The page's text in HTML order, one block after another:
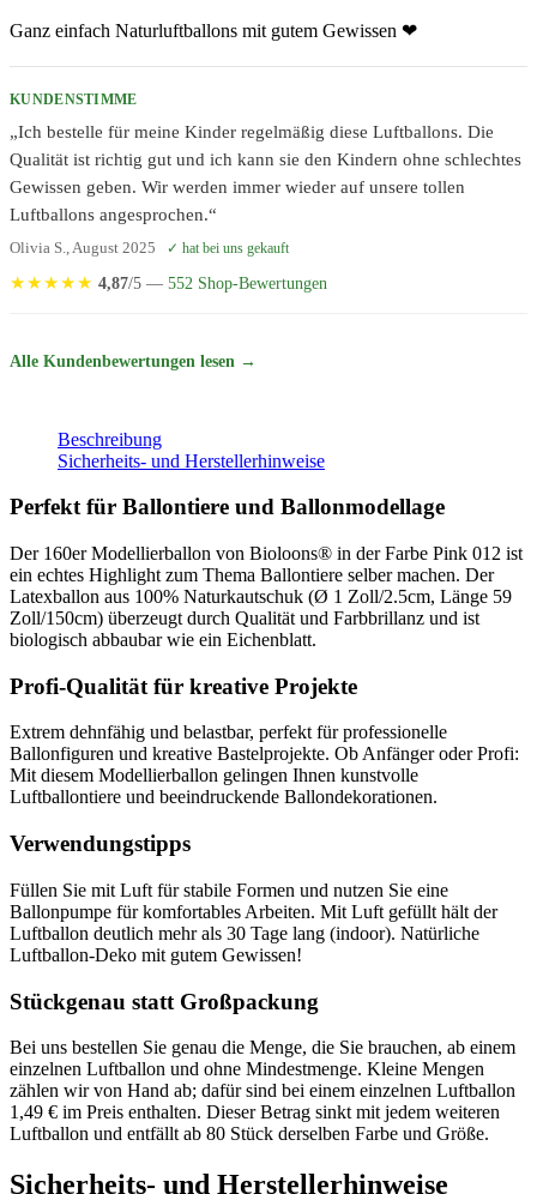
Ganz einfach Naturluftballons mit gutem Gewissen ❤
KUNDENSTIMME
„Ich bestelle für meine Kinder regelmäßig diese Luftballons. Die
Qualität ist richtig gut und ich kann sie den Kindern ohne schlechtes
Gewissen geben. Wir werden immer wieder auf unsere tollen
Luftballons angesprochen.“
Olivia S., August 2025 ✓ hat bei uns gekauft
★★★★★ 4,87/5 — 552 Shop-Bewertungen
Alle Kundenbewertungen lesen →
Beschreibung
Sicherheits- und Herstellerhinweise
Perfekt für Ballontiere und Ballonmodellage
Der 160er Modellierballon von Bioloons® in der Farbe Pink 012 ist
ein echtes Highlight zum Thema Ballontiere selber machen. Der
Latexballon aus 100% Naturkautschuk (Ø 1 Zoll/2.5cm, Länge 59
Zoll/150cm) überzeugt durch Qualität und Farbbrillanz und ist
biologisch abbaubar wie ein Eichenblatt.
Profi-Qualität für kreative Projekte
Extrem dehnfähig und belastbar, perfekt für professionelle
Ballonfiguren und kreative Bastelprojekte. Ob Anfänger oder Profi:
Mit diesem Modellierballon gelingen Ihnen kunstvolle
Luftballontiere und beeindruckende Ballondekorationen.
Verwendungstipps
Füllen Sie mit Luft für stabile Formen und nutzen Sie eine
Ballonpumpe für komfortables Arbeiten. Mit Luft gefüllt hält der
Luftballon deutlich mehr als 30 Tage lang (indoor). Natürliche
Luftballon-Deko mit gutem Gewissen!
Stückgenau statt Großpackung
Bei uns bestellen Sie genau die Menge, die Sie brauchen, ab einem
einzelnen Luftballon und ohne Mindestmenge. Kleine Mengen
zählen wir von Hand ab; dafür sind bei einem einzelnen Luftballon
1,49 € im Preis enthalten. Dieser Betrag sinkt mit jedem weiteren
Luftballon und entfällt ab 80 Stück derselben Farbe und Größe.
Sicherheits- und Herstellerhinweise